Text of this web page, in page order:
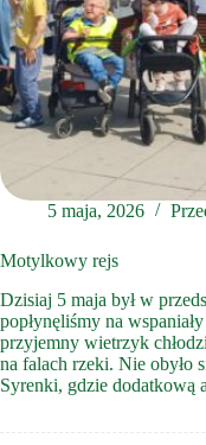
5 maja, 2026
Motylkowy rejs
Dzisiaj 5 maja był w
popłynęliśmy na
przyjemny wietrzyk
na falach rzeki. Nie obyło
Syrenki, gdzie dodatkową